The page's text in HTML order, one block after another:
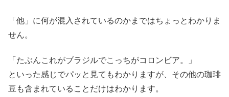
「他」に何が混入されているのかまではちょっとわかりま
せん。
「たぶんこれがブラジルでこっちがコロンビア。」
といった感じでパッと見てもわかりますが、その他の珈琲
豆も含まれていることだけはわかります。